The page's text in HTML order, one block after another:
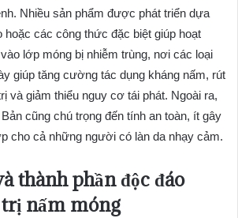
Nhiều sản phẩm được phát triển dựa
hoặc các công thức đặc biệt giúp hoạt
lớp móng bị nhiễm trùng, nơi các loại
giúp tăng cường tác dụng kháng nấm, rút
và giảm thiểu nguy cơ tái phát. Ngoài ra,
cũng chú trọng đến tính an toàn, ít gây
cho cả những người có làn da nhạy cảm.
thành phần độc đáo
nấm móng